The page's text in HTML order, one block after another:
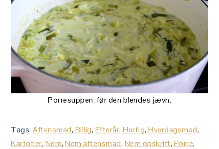
Porresuppen, før den blendes jævn.
Tags:Aftensmad, Billig, Efterår,Hurtig,Hverdagsmad,
Kartofler, Nem,Nem aftensmad, Nem opskrift, Porre,